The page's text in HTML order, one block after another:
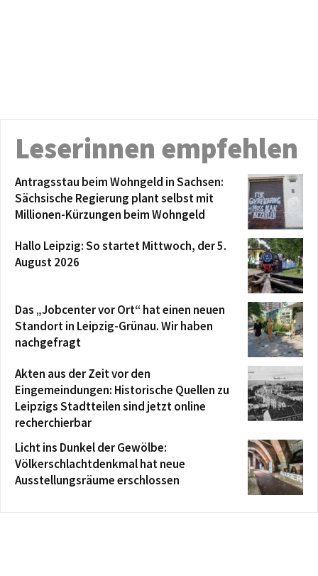
Leserinnen empfehlen
Antragsstau beim Wohngeld in Sachsen:
Sächsische Regierung plant selbst mit
Millionen-Kürzungen beim Wohngeld
Hallo Leipzig: So startet Mittwoch, der 5.
August 2026
Das „Jobcenter vor Ort“ hat einen neuen
Standort in Leipzig-Grünau. Wir haben
nachgefragt
Akten aus der Zeit vor den
Eingemeindungen: Historische Quellen zu
Leipzigs Stadtteilen sind jetzt online
recherchierbar
Licht ins Dunkel der Gewölbe:
Völkerschlachtdenkmal hat neue
Ausstellungsräume erschlossen